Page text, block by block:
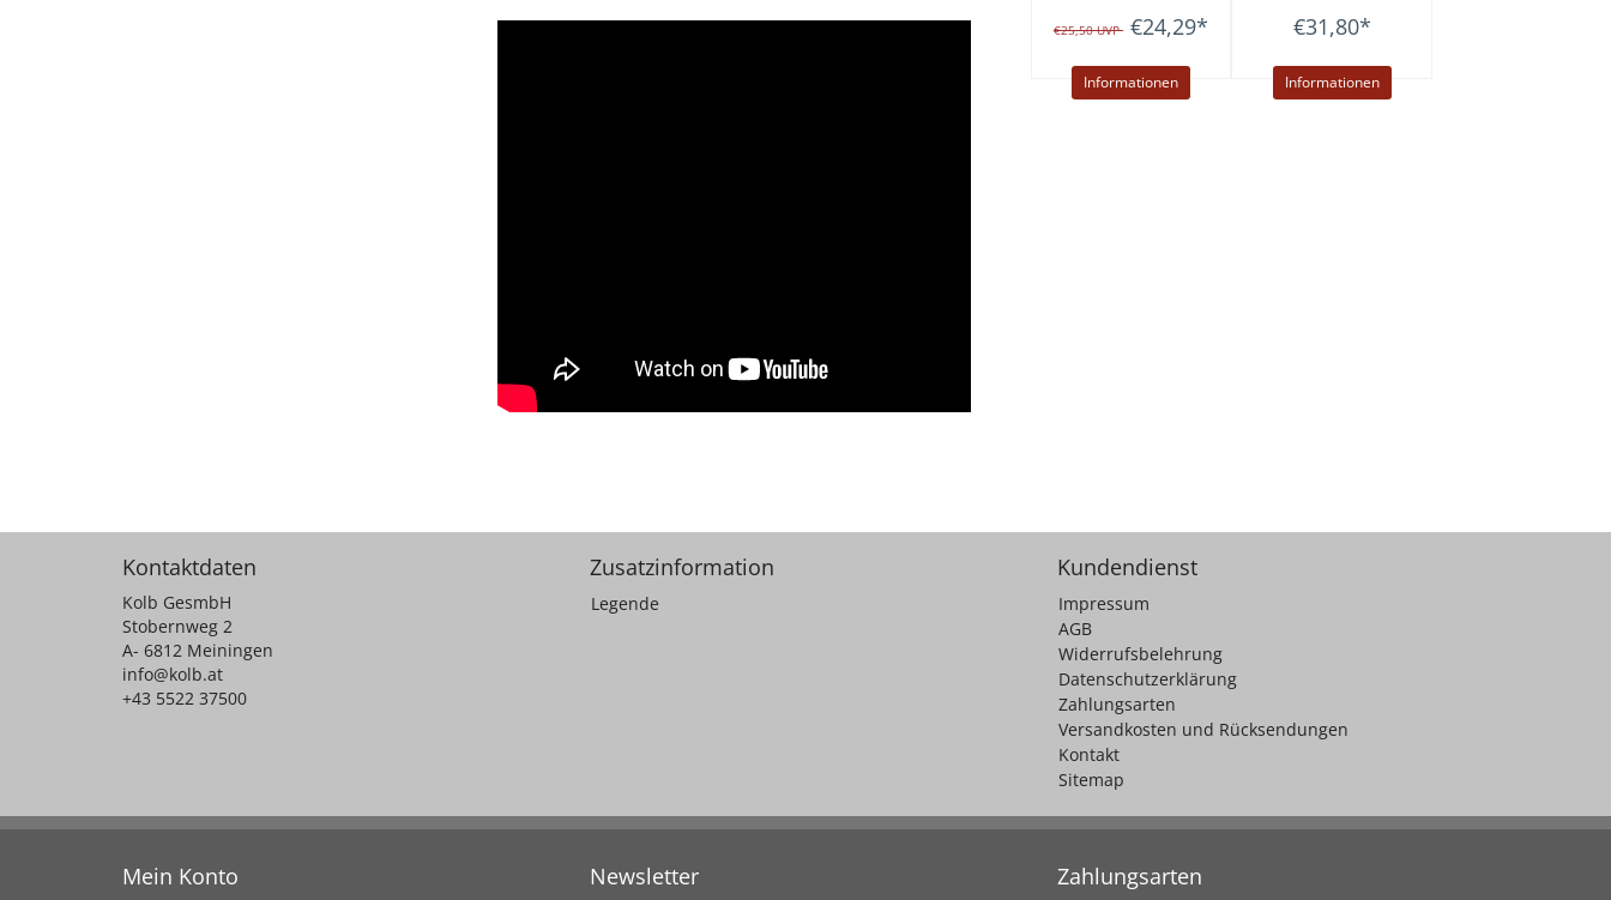
€25,50UVP €24,29*
Informationen
€31,80*
Informationen
Kontaktdaten
Kolb GesmbH
Stobernweg 2
A- 6812 Meiningen
info@kolb.at
+43 5522 37500
Zusatzinformation
Legende
Kundendienst
Impressum
AGB
Widerrufsbelehrung
Datenschutzerklärung
Zahlungsarten
Versandkosten und Rücksendungen
Kontakt
Sitemap
Mein Konto Newsletter Zahlungsarten